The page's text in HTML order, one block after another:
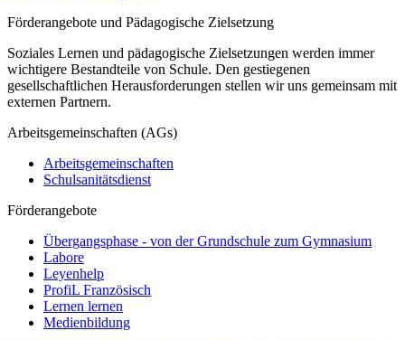
Förderangebote und Pädagogische Zielsetzung
Soziales Lernen und pädagogische Zielsetzungen werden immer
wichtigere Bestandteile von Schule. Den gestiegenen
gesellschaftlichen Herausforderungen stellen wir uns gemeinsam mit
externen Partnern.
Arbeitsgemeinschaften (AGs)
Arbeitsgemeinschaften
Schulsanitätsdienst
Förderangebote
Übergangsphase - von der Grundschule zum Gymnasium
Labore
Leyenhelp
ProfiL Französisch
Lernen lernen
Medienbildung